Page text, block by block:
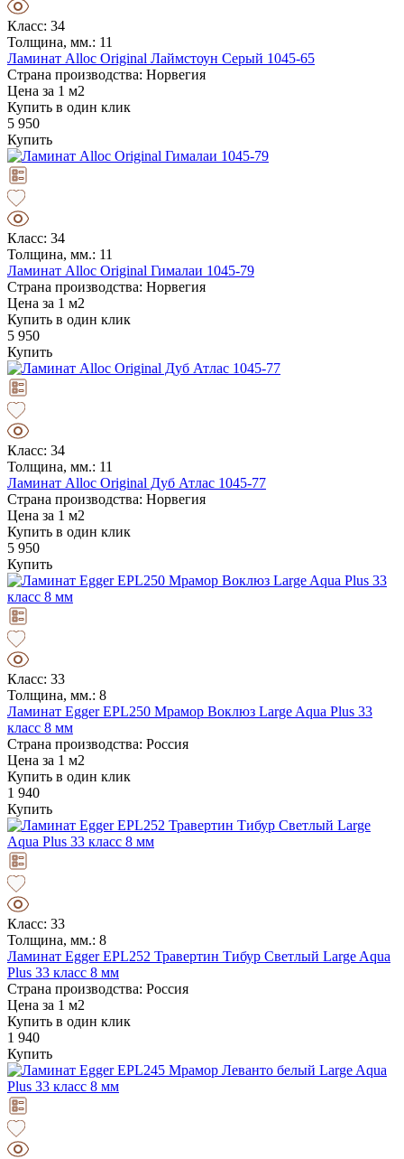
Класс: 34
Толщина, мм.: 11
Ламинат Alloc Original Лаймстоун Серый 1045-65
Страна производства: Норвегия
Цена за 1 м2
Купить в один клик
5 950
Купить
Класс: 34
Толщина, мм.: 11
Ламинат Alloc Original Гималаи 1045-79
Страна производства: Норвегия
Цена за 1 м2
Купить в один клик
5 950
Купить
Класс: 34
Толщина, мм.: 11
Ламинат Alloc Original Дуб Атлас 1045-77
Страна производства: Норвегия
Цена за 1 м2
Купить в один клик
5 950
Купить
Класс: 33
Толщина, мм.: 8
Ламинат Egger EPL250 Мрамор Воклюз Large Aqua Plus 33
класс 8 мм
Страна производства: Россия
Цена за 1 м2
Купить в один клик
1 940
Купить
Класс: 33
Толщина, мм.: 8
Ламинат Egger EPL252 Травертин Тибур Светлый Large Aqua
Plus 33 класс 8 мм
Страна производства: Россия
Цена за 1 м2
Купить в один клик
1 940
Купить